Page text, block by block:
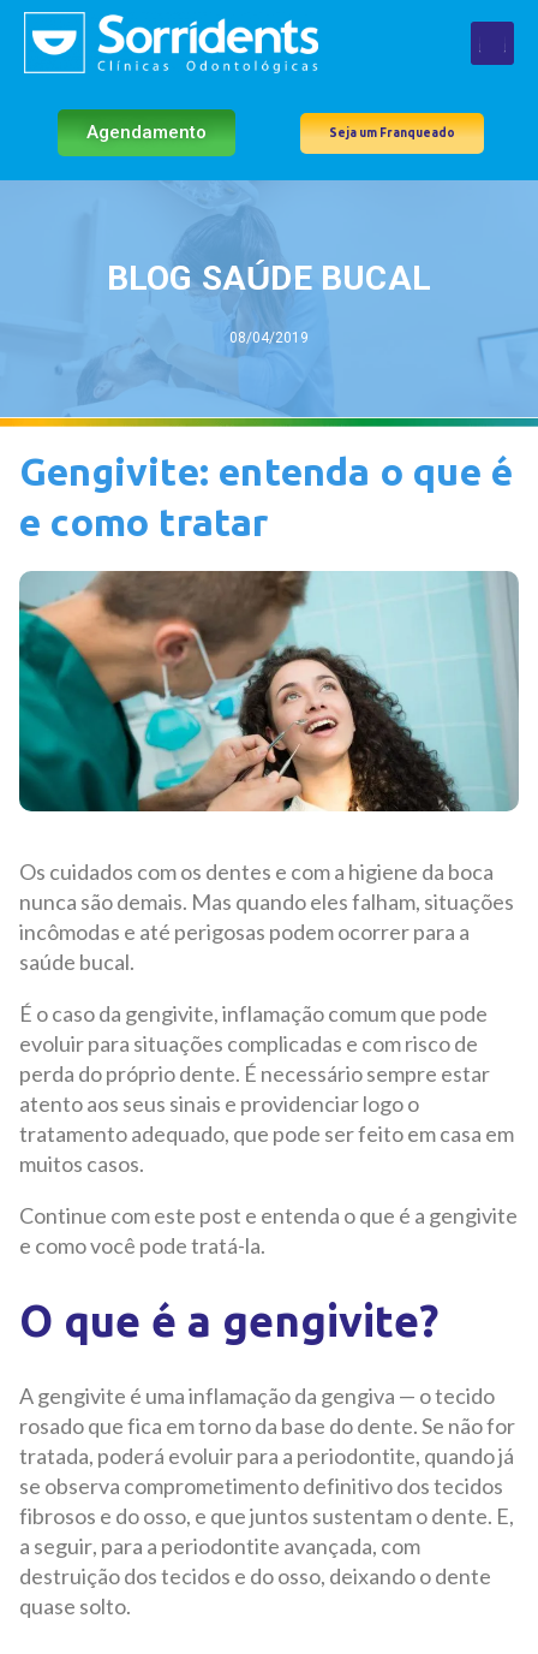
Agendamento Seja um Franqueado
BLOG SAÚDE BUCAL
08/04/2019
Gengivite: entenda o que é
e como tratar
Os cuidados com os dentes e com a higiene da boca
nunca são demais. Mas quando eles falham, situações
incômodas e até perigosas podem ocorrer para a
saúde bucal.
É o caso da gengivite, inflamação comum que pode
evoluir para situações complicadas e com risco de
perda do próprio dente. É necessário sempre estar
atento aos seus sinais e providenciar logo o
tratamento adequado, que pode ser feito em casa em
muitos casos.
Continue com este post e entenda o que é a gengivite
e como você pode tratá-la.
O que é a gengivite?
A gengivite é uma inflamação da gengiva — o tecido
rosado que fica em torno da base do dente. Se não for
tratada, poderá evoluir para a periodontite, quando já
se observa comprometimento definitivo dos tecidos
fibrosos e do osso, e que juntos sustentam o dente. E,
a seguir, para a periodontite avançada, com
destruição dos tecidos e do osso, deixando o dente
quase solto.